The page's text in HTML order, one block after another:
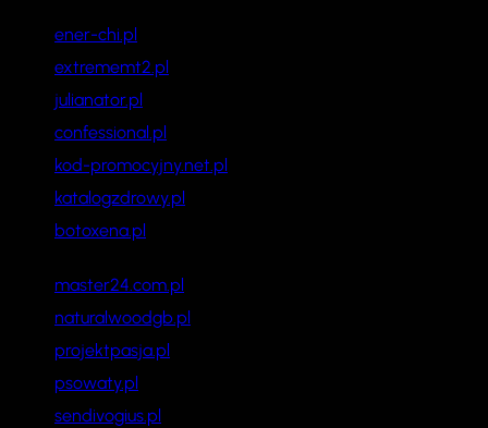
ener-chi.pl
extrememt2.pl
julianator.pl
confessional.pl
kod-promocyjny.net.pl
katalogzdrowy.pl
botoxena.pl
master24.com.pl
naturalwoodgb.pl
projektpasja.pl
psowaty.pl
sendivogius.pl